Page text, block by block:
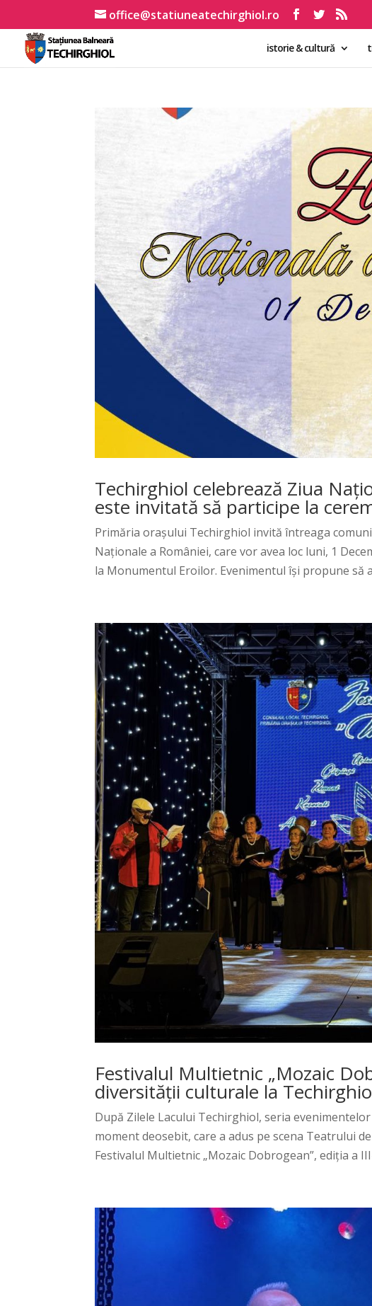
office@statiuneatechirghiol.ro
istorie & cultură
Techirghiol celebrează Ziua
este invitată să participe la
Primăria orașului Techirghiol invită întreaga
Naționale a României, care vor avea loc luni, 1
la Monumentul Eroilor. Evenimentul își propune să
Festivalul Multietnic „Mozaic
diversității culturale la
După Zilele Lacului Techirghiol, seria
moment deosebit, care a adus pe scena Teatrului
Festivalul Multietnic „Mozaic Dobrogean”, ediția a